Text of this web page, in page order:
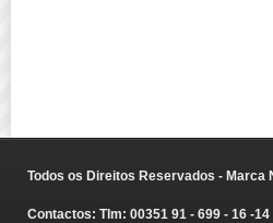
Todos os Direitos Reservados - Marca
Contactos: Tlm: 00351 91 - 699 - 16 -14